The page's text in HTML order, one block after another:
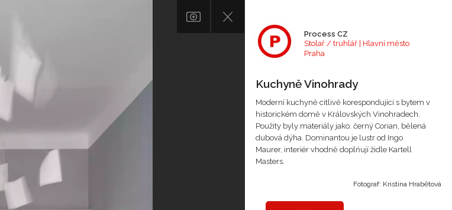
Process CZ
Stolař / truhlář | Hlavní město
Praha
Kuchyně Vinohrady
Moderní kuchyně citlivě korespondující s bytem v
historickém domě v Královských Vinohradech.
Použity byly materiály jako: černý Corian, bělená
dubová dýha. Dominantou je lustr od Ingo
Maurer, interiér vhodně doplńují židle Kartell
Masters.
Fotograf: Kristina Hrabětová